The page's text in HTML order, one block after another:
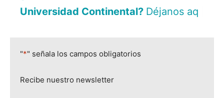
Universidad Continental?